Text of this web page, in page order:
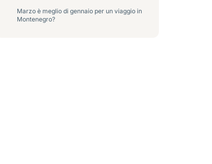
Marzo è meglio di gennaio per un viaggio in
Montenegro?